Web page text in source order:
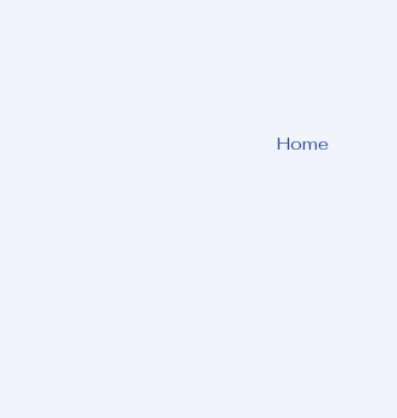
Home